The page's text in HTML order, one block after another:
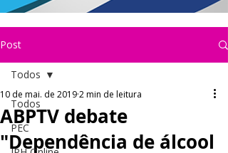
Post
Todos
PEC
Todos
ABPTV debate
"Dependência de álcool
10 de mai. de 20192 min de leitura